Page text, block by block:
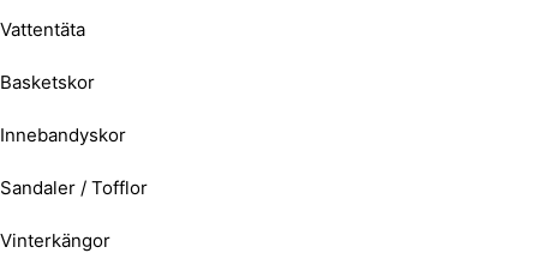
Vattentäta
Basketskor
Innebandyskor
Sandaler / Tofflor
Vinterkängor